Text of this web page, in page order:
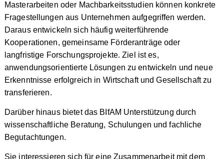
Masterarbeiten oder Machbarkeitsstudien können konkrete
Fragestellungen aus Unternehmen aufgegriffen werden.
Daraus entwickeln sich häufig weiterführende
Kooperationen, gemeinsame Förderanträge oder
langfristige Forschungsprojekte. Ziel ist es,
anwendungsorientierte Lösungen zu entwickeln und neue
Erkenntnisse erfolgreich in Wirtschaft und Gesellschaft zu
transferieren.
Darüber hinaus bietet das BIfAM Unterstützung durch
wissenschaftliche Beratung, Schulungen und fachliche
Begutachtungen.
Sie interessieren sich für eine Zusammenarbeit mit dem